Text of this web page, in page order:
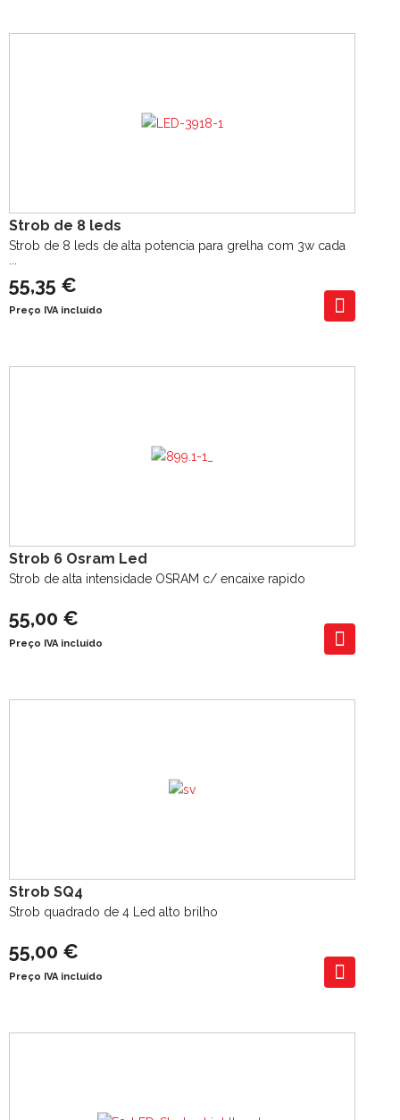
Strob de 8 leds
Strob de 8 leds de alta potencia para grelha com 3w cada
...
55,35 €
Preço IVA incluído
Strob 6 Osram Led
Strob de alta intensidade OSRAM c/ encaixe rapido
55,00 €
Preço IVA incluído
Strob SQ4
Strob quadrado de 4 Led alto brilho
55,00 €
Preço IVA incluído